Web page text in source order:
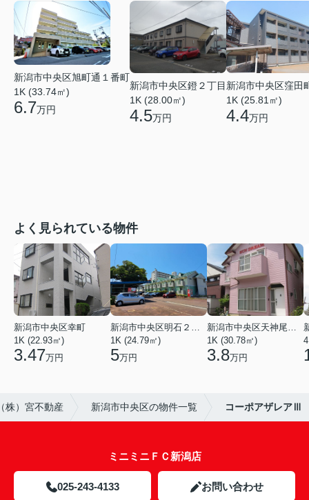
新潟市中央区旭町通１番町
1K (33.74㎡)
6.7万円
新潟市中央区鐙２丁目
1K (28.00㎡)
4.5万円
新潟市中央区窪田
1K (25.81㎡)
4.4万円
よく見られている物件
新潟市中央区幸町
1K (22.93㎡)
3.47万円
新潟市中央区明石２丁目
1K (24.79㎡)
5万円
新潟市中央区天神尾２丁目
1K (30.78㎡)
3.8万円
株）宮不動産 新潟市中央区の物件一覧 コーポアザレアⅢ
ミニミニＦＣ新潟店
025-243-4133 お問い合わせ